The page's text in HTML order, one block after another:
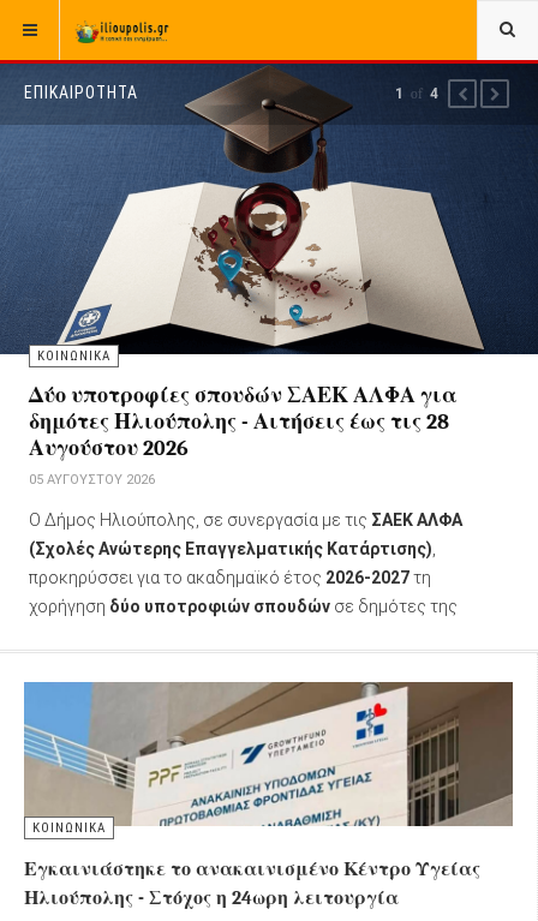
ΕΠΙΚΑΙΡΟΤΗΤΑ
ΚΟΙΝΩΝΙΚΑ
Δύο υποτροφίες σπουδών ΣΑΕΚ ΑΛΦΑ για
δημότες Ηλιούπολης - Αιτήσεις έως τις 28
Αυγούστου 2026
05 ΑΥΓΟΎΣΤΟΥ 2026
Ο Δήμος Ηλιούπολης, σε συνεργασία με τις ΣΑΕΚ ΑΛΦΑ
(Σχολές Ανώτερης Επαγγελματικής Κατάρτισης),
προκηρύσσει για το ακαδημαϊκό έτος 2026-2027τη
χορήγηση δύο υποτροφιών σπουδών σε δημότες της
1 of 4 PREVIOUS
NEXT
ΚΟΙΝΩΝΙΚΑ
Εγκαινιάστηκε το ανακαινισμένο Κέντρο Υγείας
Ηλιούπολης - Στόχος η 24ωρη λειτουργία